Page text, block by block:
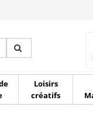
Loisirs
créatifs